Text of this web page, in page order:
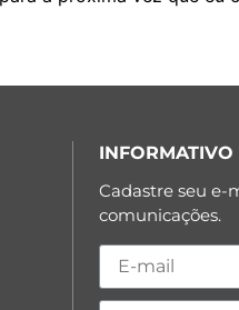
INFORMATIVO
Cadastre seu e-
comunicações.